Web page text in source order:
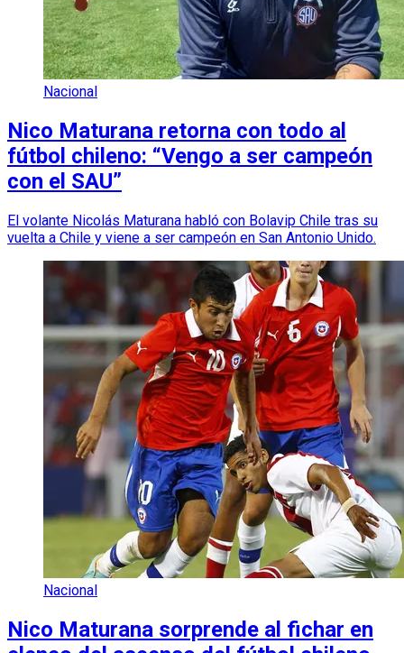
Nacional
Nico Maturana retorna con todo al
fútbol chileno: “Vengo a ser campeón
con el SAU”
El volante Nicolás Maturana habló con Bolavip Chile tras su
vuelta a Chile y viene a ser campeón en San Antonio Unido.
Nacional
Nico Maturana sorprende al fichar en